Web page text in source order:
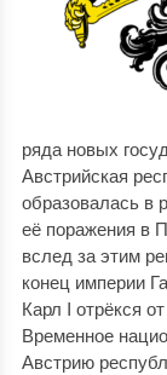
ряда новых
Австрийская
образовалась в
её поражения в
вслед за этим
конец империи
Карл I отрёкся
Временное
Австрию